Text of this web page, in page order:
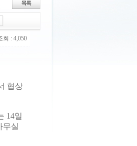
회 : 4,050
협상
14일
무실